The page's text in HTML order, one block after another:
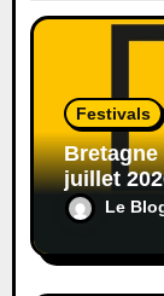
Festivals
Bretagne
Le